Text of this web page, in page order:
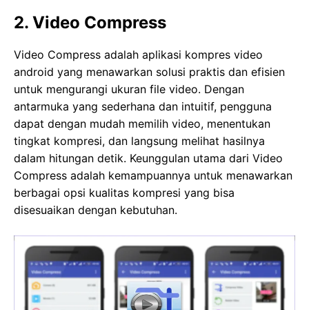
2. Video Compress
Video Compress adalah aplikasi kompres video
android yang menawarkan solusi praktis dan efisien
untuk mengurangi ukuran file video. Dengan
antarmuka yang sederhana dan intuitif, pengguna
dapat dengan mudah memilih video, menentukan
tingkat kompresi, dan langsung melihat hasilnya
dalam hitungan detik. Keunggulan utama dari Video
Compress adalah kemampuannya untuk menawarkan
berbagai opsi kualitas kompresi yang bisa
disesuaikan dengan kebutuhan.